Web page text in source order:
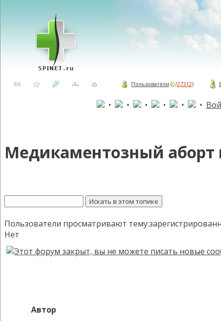
Пользователи (0/27312)
• • • • • •
Медикаментозный аборт
Пользователи просматривают
Нет
Автор